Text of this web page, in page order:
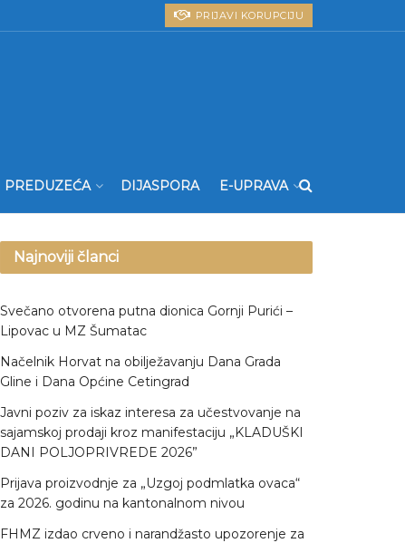
PRIJAVI KORUPCIJU
PREDUZEĆA DIJASPORA E-UPRAVA
Najnoviji članci
Svečano otvorena putna dionica Gornji Purići –
Lipovac u MZ Šumatac
Načelnik Horvat na obilježavanju Dana Grada
Gline i Dana Općine Cetingrad
Javni poziv za iskaz interesa za učestvovanje na
sajamskoj prodaji kroz manifestaciju „KLADUŠKI
DANI POLJOPRIVREDE 2026”
Prijava proizvodnje za „Uzgoj podmlatka ovaca“
za 2026. godinu na kantonalnom nivou
FHMZ izdao crveno i narandžasto upozorenje za